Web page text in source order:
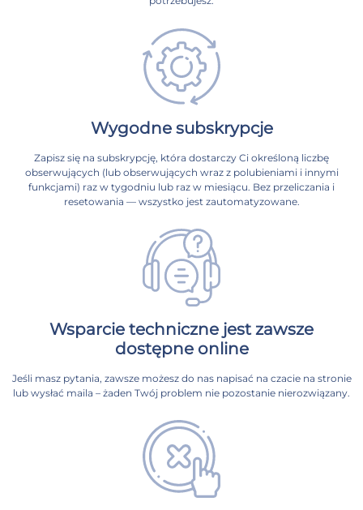
Wygodne subskrypcje
Zapisz się na subskrypcję, która dostarczy Ci określoną liczbę
obserwujących (lub obserwujących wraz z polubieniami i innymi
funkcjami) raz w tygodniu lub raz w miesiącu. Bez przeliczania i
resetowania — wszystko jest zautomatyzowane.
Wsparcie techniczne jest zawsze
dostępne online
Jeśli masz pytania, zawsze możesz do nas napisać na czacie na stronie
lub wysłać maila – żaden Twój problem nie pozostanie nierozwiązany.